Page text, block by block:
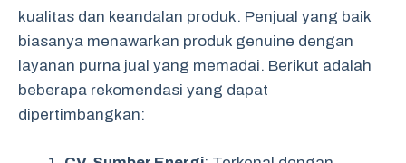
kualitas dan keandalan produk. Penjual yang baik
biasanya menawarkan produk genuine dengan
layanan purna jual yang memadai. Berikut adalah
beberapa rekomendasi yang dapat
dipertimbangkan: